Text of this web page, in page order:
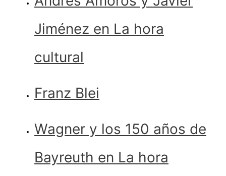
Jiménez en La hora
cultural
Franz Blei
Wagner y los 150 años de
Bayreuth en La hora